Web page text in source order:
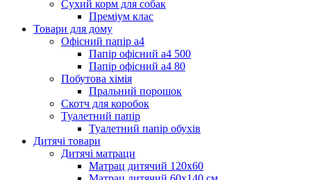
Сухий корм для собак
Преміум клас
Товари для дому
Офісний папір а4
Папір офісний а4 500
Папір офісний а4 80
Побутова хімія
Пральний порошок
Скотч для коробок
Туалетний папір
Туалетний папір обухів
Дитячі товари
Дитячі матраци
Матрац дитячий 120х60